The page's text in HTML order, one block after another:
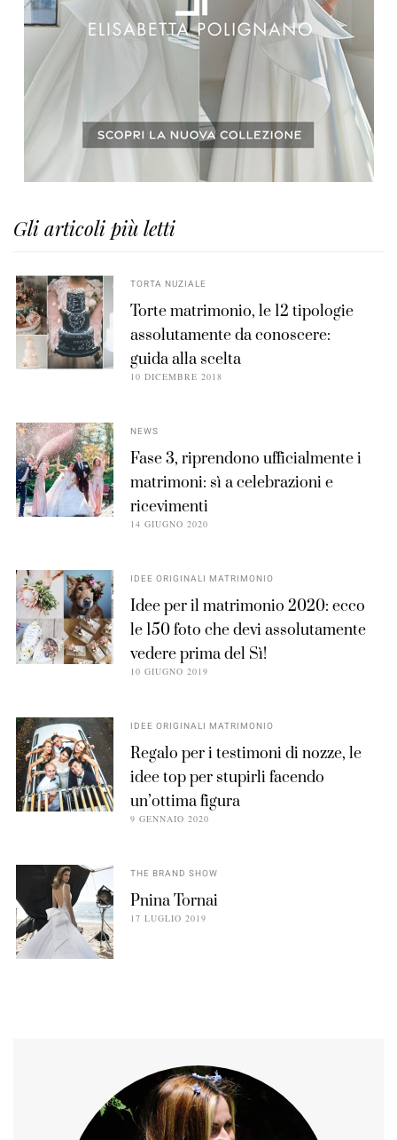
Gli articoli più letti
TORTA NUZIALE
Torte matrimonio, le 12 tipologie
assolutamente da conoscere:
guida alla scelta
10 DICEMBRE 2018
NEWS
Fase 3, riprendono ufficialmente i
matrimoni: sì a celebrazioni e
ricevimenti
14 GIUGNO 2020
IDEE ORIGINALI MATRIMONIO
Idee per il matrimonio 2020: ecco
le 150 foto che devi assolutamente
vedere prima del Sì!
10 GIUGNO 2019
IDEE ORIGINALI MATRIMONIO
Regalo per i testimoni di nozze, le
idee top per stupirli facendo
un’ottima figura
9 GENNAIO 2020
THE BRAND SHOW
Pnina Tornai
17 LUGLIO 2019